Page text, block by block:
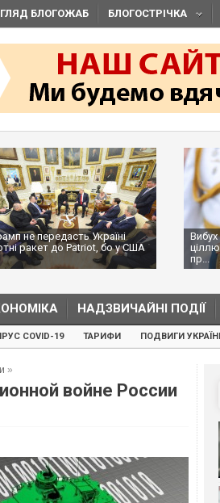
БЛОГОЖАБ БЛОГОСТРІЧКА
не передасть Україні
ракет до Patriot, бо у США
пр...
НАДЗВИЧАЙНІ ПОДІЇ
COVID-19 ТАРИФИ ПОДВИГИ
»
войне России